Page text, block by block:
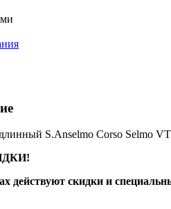
S.Anselmo Corso Selmo
действуют скидки и